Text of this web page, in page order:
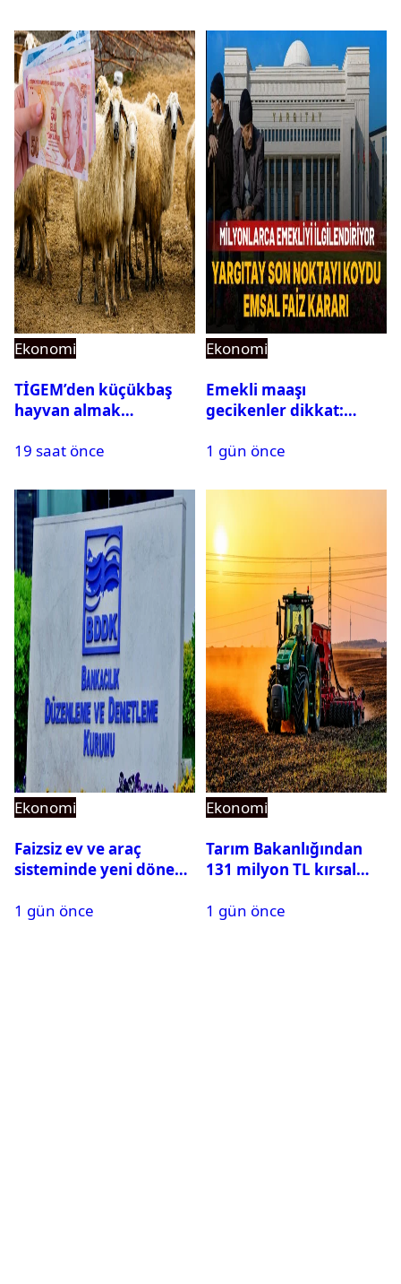
Ekonomi
TİGEM’den küçükbaş
hayvan almak
350 küçükbaş hayvan
muhammen bedeli
açıklandı
19 saat önce
Ekonomi
Emekli maaşı
gecikenler dikkat:
maaşı için emsal faiz
1 gün önce
Ekonomi
Faizsiz ev ve araç
sisteminde yeni dönem:
değiştirdi
1 gün önce
Ekonomi
Tarım Bakanlığından
131 milyon TL kırsal
Toplam 688 milyon TL
1 gün önce